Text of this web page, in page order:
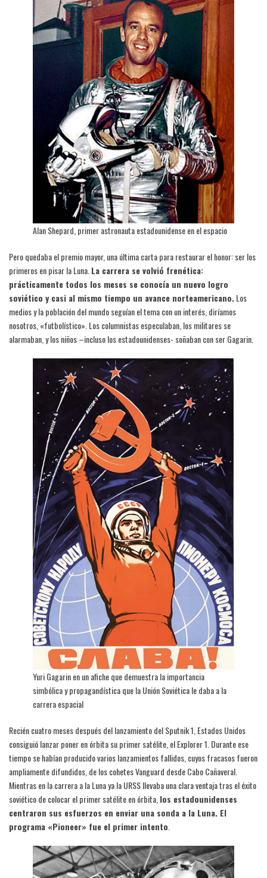
Alan Shepard, primer astronauta estadounidense en el espacio
Pero quedaba el premio mayor, una última carta para restaurar el honor: ser los
primeros en pisar la Luna. La carrera se volvió frenética:
prácticamente todos los meses se conocía un nuevo logro
soviético y casi al mismo tiempo un avance norteamericano.Los
medios y la población del mundo seguían el tema con un interés, diríamos
nosotros, «futbolístico». Los columnistas especulaban, los militares se
alarmaban, y los niños –incluso los estadounidenses- soñaban con ser Gagarin.
Yuri Gagarin en un afiche que demuestra la importancia
simbólica y propagandística que la Unión Soviética le daba a la
carrera espacial
Recién cuatro meses después del lanzamiento del Sputnik 1, Estados Unidos
consiguió lanzar poner en órbita su primer satélite, el Explorer 1. Durante ese
tiempo se habían producido varios lanzamientos fallidos, cuyos fracasos fueron
ampliamente difundidos, de los cohetes Vanguard desde Cabo Cañaveral.
Mientras en la carrera a la Luna ya la URSS llevaba una clara ventaja tras el éxito
soviético de colocar el primer satélite en órbita,los estadounidenses
centraron sus esfuerzos en enviar una sonda a la Luna. El
programa «Pioneer» fue el primer intento.